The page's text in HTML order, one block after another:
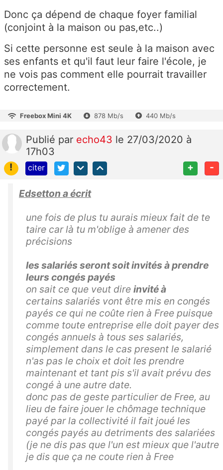
Donc ça dépend de chaque foyer familial
(conjoint à la maison ou pas,etc..)
Si cette personne est seule à la maison avec
ses enfants et qu'il faut leur faire l'école, je
ne vois pas comment elle pourrait travailler
correctement.
Freebox Mini 4K 878 Mb/s 440 Mb/s
Publié par echo43 le 27/03/2020 à
17h03
!
citer + -
Edsetton a écrit
une fois de plus tu aurais mieux fait de te
taire car là tu m'oblige à amener des
précisions
les salariés seront soit invités à prendre
leurs congés payés
on sait ce que veut dire invité à
certains salariés vont être mis en congés
payés ce qui ne coûte rien à Free puisque
comme toute entreprise elle doit payer des
congés annuels à tous ses salariés,
simplement dans le cas present le salarié
n'as pas le choix et doit les prendre
maintenant et tant pis s'il avait prévu des
congé à une autre date.
donc pas de geste particulier de Free, au
lieu de faire jouer le chômage technique
payé par la collectivité il fait joué les
congés payés au detriments des salariées
(je ne dis pas que l'un est mieux que l'autre
je dis que ça ne coute rien à Free